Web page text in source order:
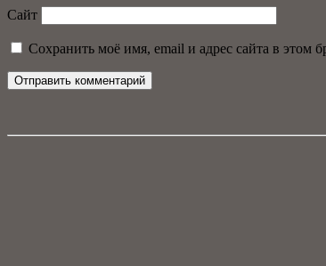
Сайт
Сохранить моё имя, email и адрес сайта в этом